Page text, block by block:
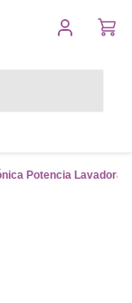
Potencia Lavadora